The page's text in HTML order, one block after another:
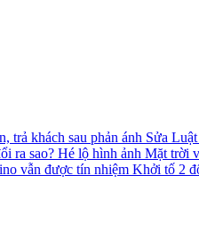
trả khách sau phản ánh Sửa
ra sao? Hé lộ hình ảnh Mặt trời
vẫn được tín nhiệm Khởi tố 2